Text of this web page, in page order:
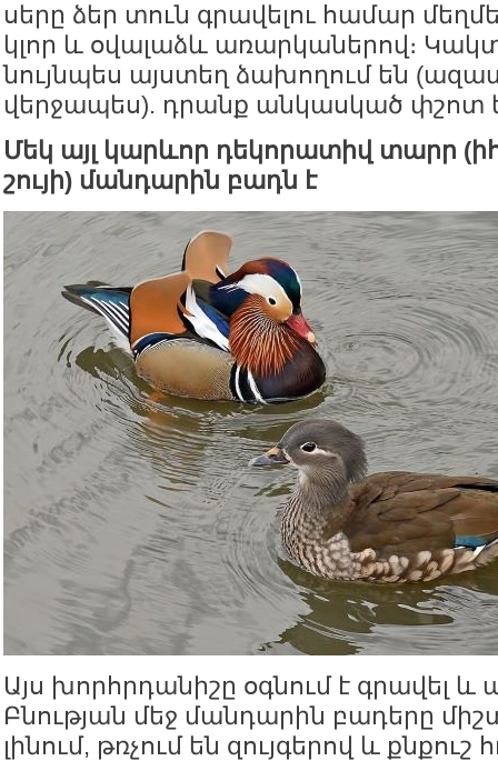
սերը ձեր տուն գրավելու համար
կլոր և օվալաձև առարկաներով։
նույնպես այստեղ ձախողում են
վերջապես). դրանք անկասկած փշոտ
Մեկ այլ կարևոր դեկորատիվ տարր
շույի) մանդարին բադն է
Այս խորհրդանիշը օգնում է գրավել
Բնության մեջ մանդարին բադերը
լինում, թռչում են զույգերով և